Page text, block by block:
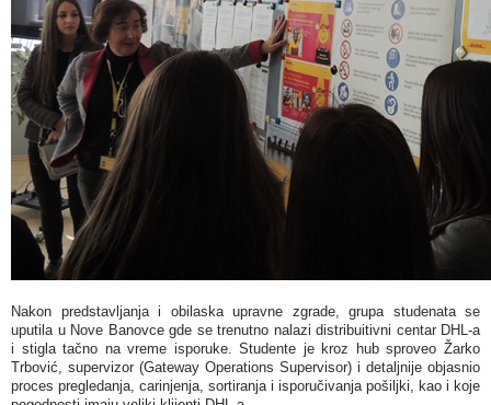
Nakon predstavljanja i obilaska upravne zgrade, grupa studenata se
uputila u Nove Banovce gde se trenutno nalazi distribuitivni centar DHL-a
i stigla tačno na vreme isporuke. Studente je kroz hub sproveo Žarko
Trbović, supervizor (Gateway Operations Supervisor) i detaljnije objasnio
proces pregledanja, carinjenja, sortiranja i isporučivanja pošiljki, kao i koje